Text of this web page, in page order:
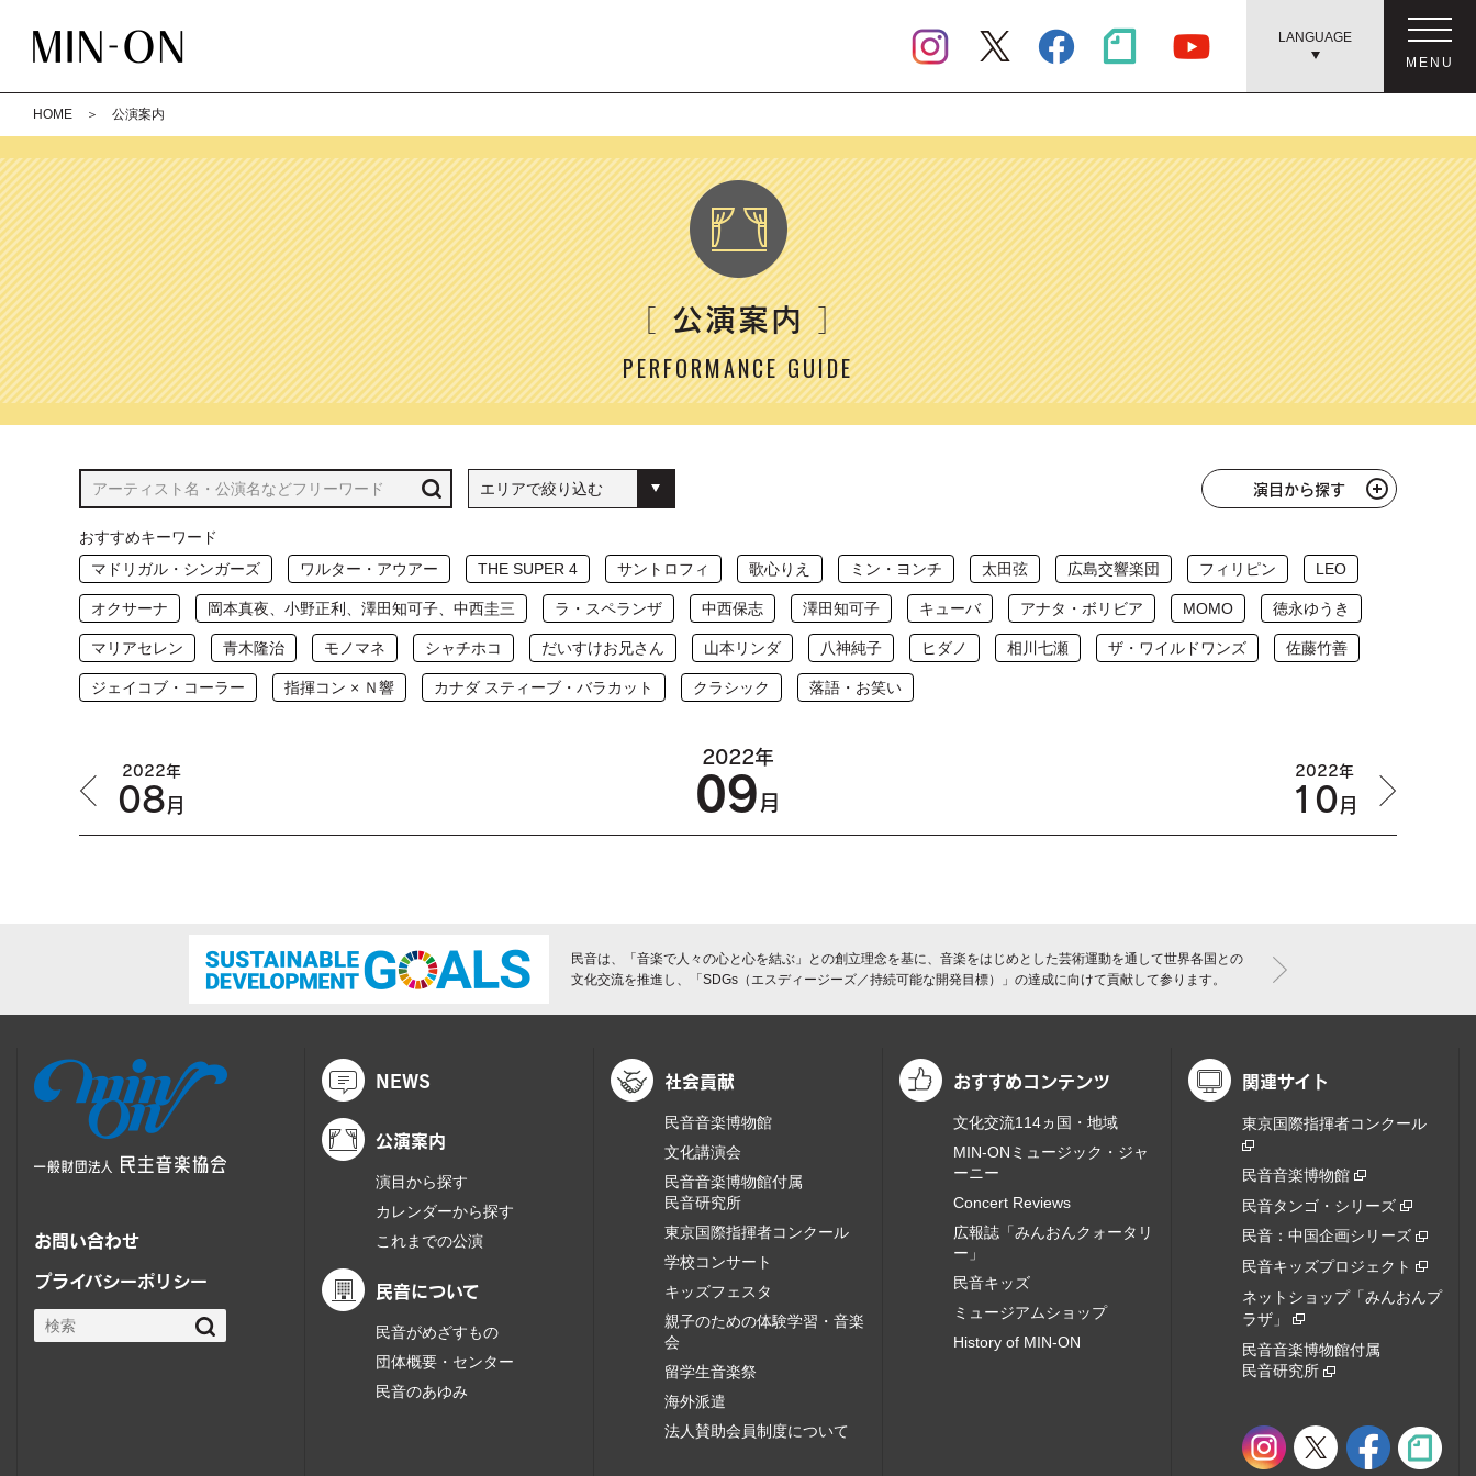
LANGUAGE
MENU
HOME ＞ 公演案内
［公演案内］
PERFORMANCE GUIDE
演目から探す
おすすめキーワード
マドリガル・シンガーズ
ワルター・アウアー THE SUPER 4 サントロフィ 歌心りえ ミン・ヨンチ 太田弦 広島交響楽団 フィリピン LEO
オクサーナ 岡本真夜、小野正利、澤田知可子、中西圭三 ラ・スペランザ 中西保志 澤田知可子 キューバ アナタ・ボリビア MOMO 徳永ゆうき
マリアセレン 青木隆治 モノマネ シャチホコ だいすけお兄さん 山本リンダ 八神純子 ヒダノ 相川七瀬 ザ・ワイルドワンズ 佐藤竹善
ジェイコブ・コーラー 指揮コン × Ｎ響 カナダ スティーブ・バラカット クラシック 落語・お笑い
2022年
08月
2022年
09月
2022年
10月
民音は、「音楽で人々の心と心を結ぶ」との創立理念を基に、音楽をはじめとした芸術運動を通して世界各国との
文化交流を推進し、「SDGs（エスディージーズ／持続可能な開発目標）」の達成に向けて貢献して参ります。
お問い合わせ
プライバシーポリシー
NEWS
公演案内
演目から探す
カレンダーから探す
これまでの公演
民音について
民音がめざすもの
団体概要・センター
民音のあゆみ
社会貢献
民音音楽博物館
文化講演会
民音音楽博物館付属
民音研究所
東京国際指揮者コンクール
学校コンサート
キッズフェスタ
親子のための体験学習・音楽
会
留学生音楽祭
海外派遣
法人賛助会員制度について
おすすめコンテンツ
文化交流114ヵ国・地域
MIN-ONミュージック・ジャ
ーニー
Concert Reviews
広報誌「みんおんクォータリ
ー」
民音キッズ
ミュージアムショップ
History of MIN-ON
関連サイト
東京国際指揮者コンクール
民音音楽博物館
民音タンゴ・シリーズ
民音：中国企画シリーズ
民音キッズプロジェクト
ネットショップ「みんおんプ
ラザ」
民音音楽博物館付属
民音研究所